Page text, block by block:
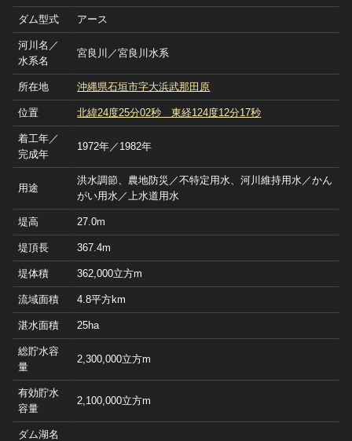
ダム型式 アース
河川名／
水系名
宮良川／宮良川水系
所在地 沖縄県石垣市字大浜武那田原
位置 北緯24度25分02秒 東経124度12分17秒
着工年／
完成年
1972年／1982年
用途
洪水調節、農地防災／不特定用水、河川維持用水／かん
がい用水／上水道用水
堤高 27.0m
堤頂長 367.4m
堤体積 362,000立方m
流域面積 4.8平方km
湛水面積 25ha
総貯水容
量
2,300,000立方m
有効貯水
容量
2,100,000立方m
ダム湖名